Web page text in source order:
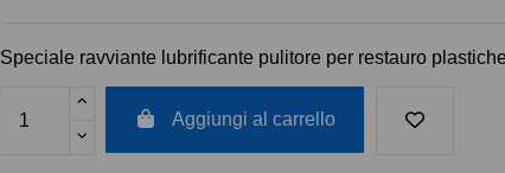
Speciale ravviante lubrificante pulitore per restauro
Aggiungi al carrello